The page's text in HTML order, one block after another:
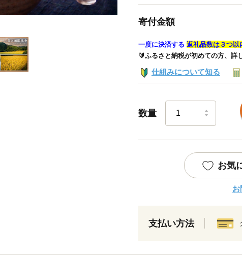
寄付金額
一度に決済する 返礼品数は３つ以
🔰ふるさと納税が初めての方、詳
仕組みについて知る
数量
お気
お
支払い方法